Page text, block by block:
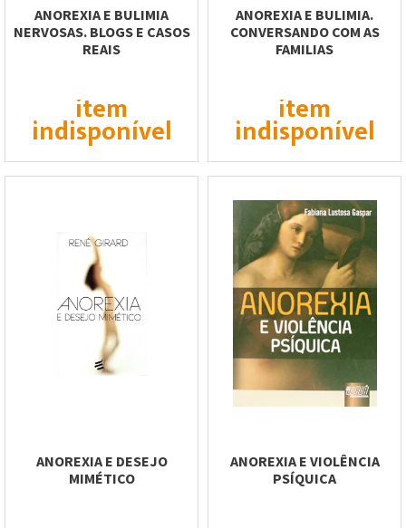
ANOREXIA E BULIMIA
NERVOSAS. BLOGS E CASOS
REAIS
item
indisponível
ANOREXIA E BULIMIA.
CONVERSANDO COM AS
FAMILIAS
item
indisponível
ANOREXIA E DESEJO
MIMÉTICO
ANOREXIA E VIOLÊNCIA
PSÍQUICA